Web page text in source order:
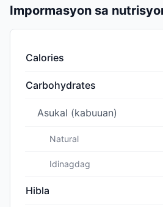
Impormasyon sa
Calories
Carbohydrates
Asukal (kabuuan)
Natural
Idinagdag
Hibla